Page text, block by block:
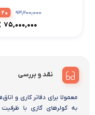
۹۳,۲۰۰,۰۰۰
۷۵,۰۰۰,۰۰۰
۲۰
نقد و بررسی
به کولرهای گازی با